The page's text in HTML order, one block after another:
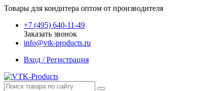
Товары для кондитера оптом от производителя
+7 (495) 640-11-49
Заказать звонок
info@vtk-products.ru
Вход / Регистрация